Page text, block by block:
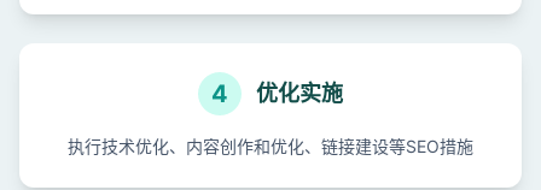
4 优化实施
执行技术优化、内容创作和优化、链接建设等SEO措施